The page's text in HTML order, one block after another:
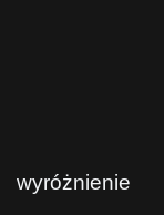
wyróżnienie